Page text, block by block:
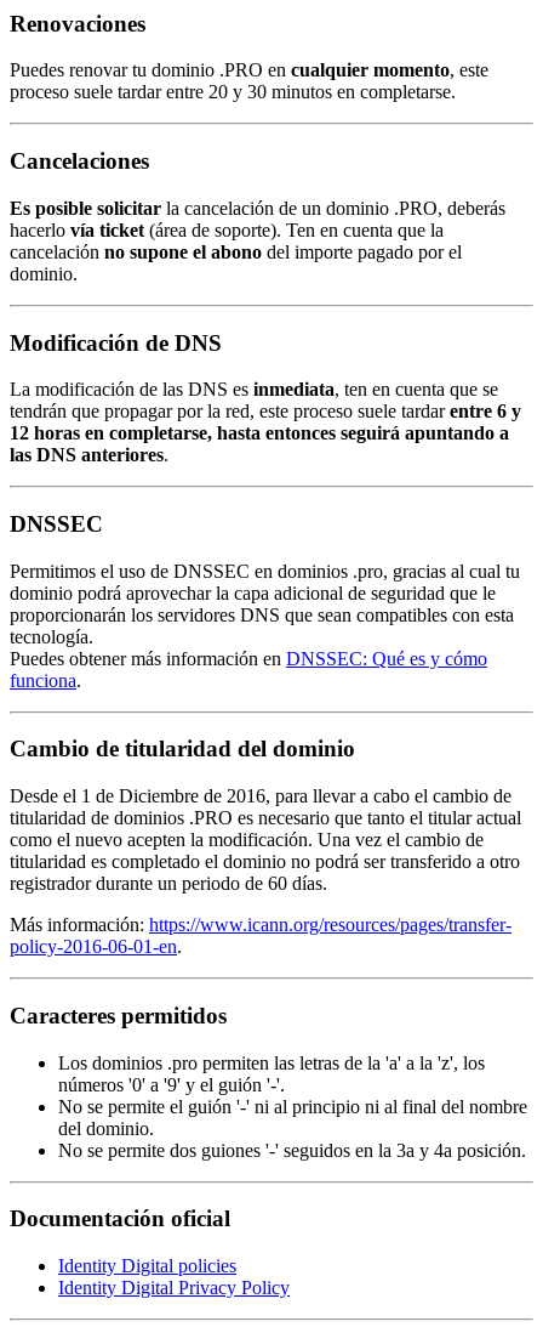
Renovaciones
Puedes renovar tu dominio .PRO en cualquier momento, este
proceso suele tardar entre 20 y 30 minutos en completarse.
Cancelaciones
Es posible solicitar la cancelación de un dominio .PRO, deberás
hacerlo vía ticket (área de soporte). Ten en cuenta que la
cancelación no supone el abono del importe pagado por el
dominio.
Modificación de DNS
La modificación de las DNS es inmediata, ten en cuenta que se
tendrán que propagar por la red, este proceso suele tardarentre 6 y
12 horas en completarse, hasta entonces seguirá apuntando a
las DNS anteriores.
DNSSEC
Permitimos el uso de DNSSEC en dominios .pro, gracias al cual tu
dominio podrá aprovechar la capa adicional de seguridad que le
proporcionarán los servidores DNS que sean compatibles con esta
tecnología.
Puedes obtener más información en DNSSEC: Qué es y cómo
funciona.
Cambio de titularidad del dominio
Desde el 1 de Diciembre de 2016, para llevar a cabo el cambio de
titularidad de dominios .PRO es necesario que tanto el titular actual
como el nuevo acepten la modificación. Una vez el cambio de
titularidad es completado el dominio no podrá ser transferido a otro
registrador durante un periodo de 60 días.
Más información: https://www.icann.org/resources/pages/transfer-
policy-2016-06-01-en.
Caracteres permitidos
Los dominios .pro permiten las letras de la 'a' a la 'z', los
números '0' a '9' y el guión '-'.
No se permite el guión '-' ni al principio ni al final del nombre
del dominio.
No se permite dos guiones '-' seguidos en la 3a y 4a posición.
Documentación oficial
Identity Digital policies
Identity Digital Privacy Policy